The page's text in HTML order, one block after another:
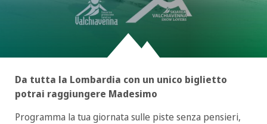
Da tutta la Lombardia con un unico biglietto
potrai raggiungere Madesimo
Programma la tua giornata sulle piste senza pensieri,